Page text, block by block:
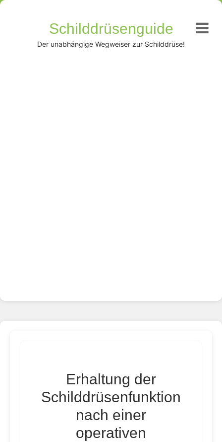
Schilddrüsenguide
Der unabhängige Wegweiser zur Schilddrüse!
Erhaltung der
Schilddrüsenfunktion
nach einer
operativen